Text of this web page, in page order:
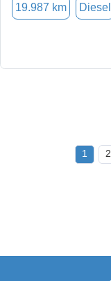
19.987 km Diesel
1 2